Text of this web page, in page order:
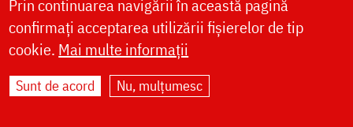
CUVINTE DUHOVNICEȘTI
Prin continuarea navigării în această pagină
confirmați acceptarea utilizării fișierelor de tip
cookie. Mai multe informații
Sunt de acord Nu, mulțumesc